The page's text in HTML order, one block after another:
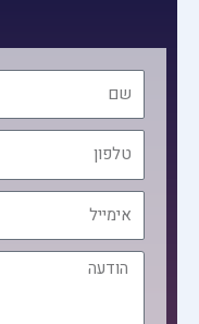
טלפון
הודעה